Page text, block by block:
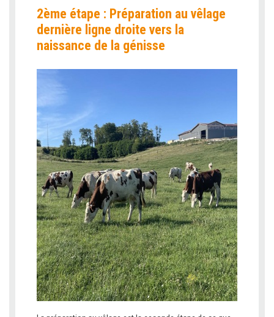
2ème étape : Préparation au vêlage
dernière ligne droite vers la
naissance de la génisse